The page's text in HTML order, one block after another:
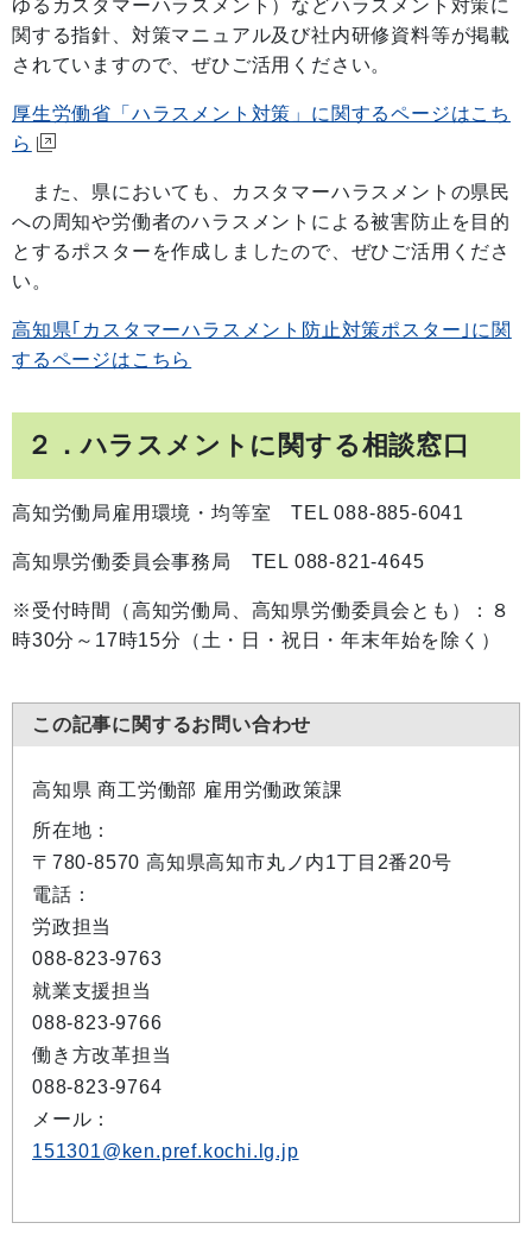
ゆるカスタマーハラスメント）などハラスメント対策に
関する指針、対策マニュアル及び社内研修資料等が掲載
されていますので、ぜひご活用ください。
厚生労働省「ハラスメント対策」に関するページはこち
ら
また、県においても、カスタマーハラスメントの県民
への周知や労働者のハラスメントによる被害防止を目的
とするポスターを作成しましたので、ぜひご活用くださ
い。
高知県｢カスタマーハラスメント防止対策ポスター｣に関
するページはこちら
２．ハラスメントに関する相談窓口
高知労働局雇用環境・均等室 TEL 088-885-6041
高知県労働委員会事務局 TEL 088-821-4645
※受付時間（高知労働局、高知県労働委員会とも）：８
時30分～17時15分（土・日・祝日・年末年始を除く）
この記事に関するお問い合わせ
高知県 商工労働部 雇用労働政策課
所在地：
〒780-8570 高知県高知市丸ノ内1丁目2番20号
電話：
労政担当
088-823-9763
就業支援担当
088-823-9766
働き方改革担当
088-823-9764
メール：
151301@ken.pref.kochi.lg.jp